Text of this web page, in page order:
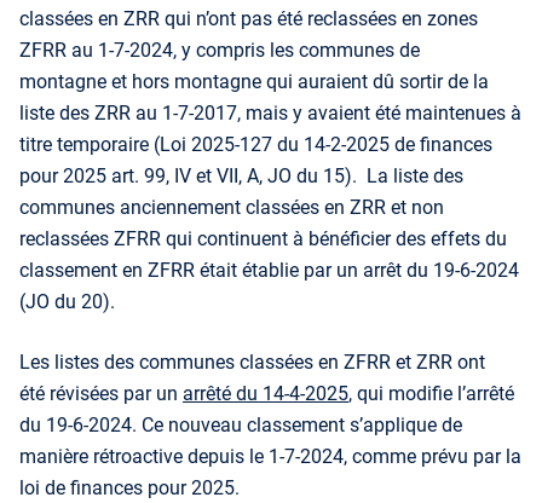
classées en ZRR qui n’ont pas été reclassées en zones
ZFRR au 1-7-2024, y compris les communes de
montagne et hors montagne qui auraient dû sortir de la
liste des ZRR au 1-7-2017, mais y avaient été maintenues à
titre temporaire (Loi 2025-127 du 14-2-2025 de finances
pour 2025 art. 99, IV et VII, A, JO du 15). La liste des
communes anciennement classées en ZRR et non
reclassées ZFRR qui continuent à bénéficier des effets du
classement en ZFRR était établie par un arrêt du 19-6-2024
(JO du 20).
Les listes des communes classées en ZFRR et ZRR ont
été révisées par un arrêté du 14-4-2025, qui modifie l’arrêté
du 19-6-2024. Ce nouveau classement s’applique de
manière rétroactive depuis le 1-7-2024, comme prévu par la
loi de finances pour 2025.